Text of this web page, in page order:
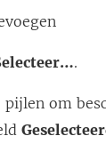
.
pijlen om